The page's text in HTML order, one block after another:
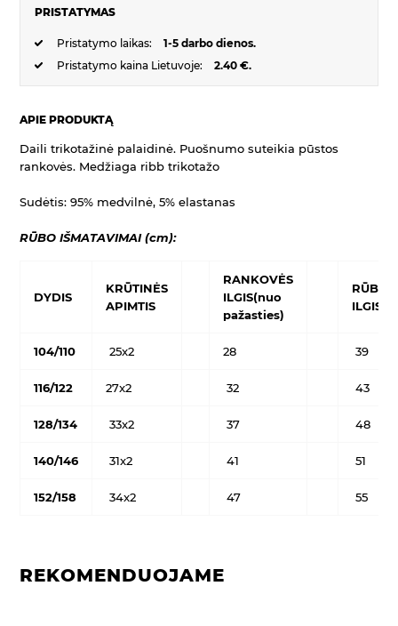
PRISTATYMAS
Pristatymo laikas:
1-5 darbo dienos.
Pristatymo kaina Lietuvoje:
2.40 €.
APIE PRODUKTĄ
Daili trikotažinė palaidinė. Puošnumo suteikia pūstos
rankovės. Medžiaga ribb trikotažo
Sudėtis: 95% medvilnė, 5% elastanas
RŪBO IŠMATAVIMAI (cm):
DYDIS
KRŪTINĖS
APIMTIS
RANKOVĖS
ILGIS(nuo
pažasties)
RŪBO
ILGIS
104/110 25x2 28 39
116/122 27x2 32 43
128/134 33x2 37 48
140/146 31x2 41 51
152/158 34x2 47 55
REKOMENDUOJAME